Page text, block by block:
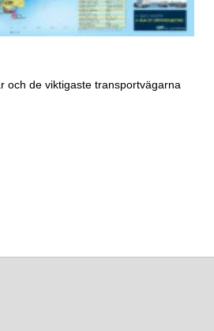
och de viktigaste transportvägarna